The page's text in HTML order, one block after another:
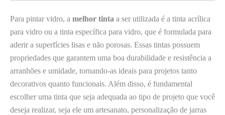
Para pintar vidro, a melhor tinta a ser utilizada é a tinta acrílica
para vidro ou a tinta específica para vidro, que é formulada para
aderir a superfícies lisas e não porosas. Essas tintas possuem
propriedades que garantem uma boa durabilidade e resistência a
arranhões e umidade, tornando-as ideais para projetos tanto
decorativos quanto funcionais. Além disso, é fundamental
escolher uma tinta que seja adequada ao tipo de projeto que você
deseja realizar, seja ele um artesanato, personalização de jarras